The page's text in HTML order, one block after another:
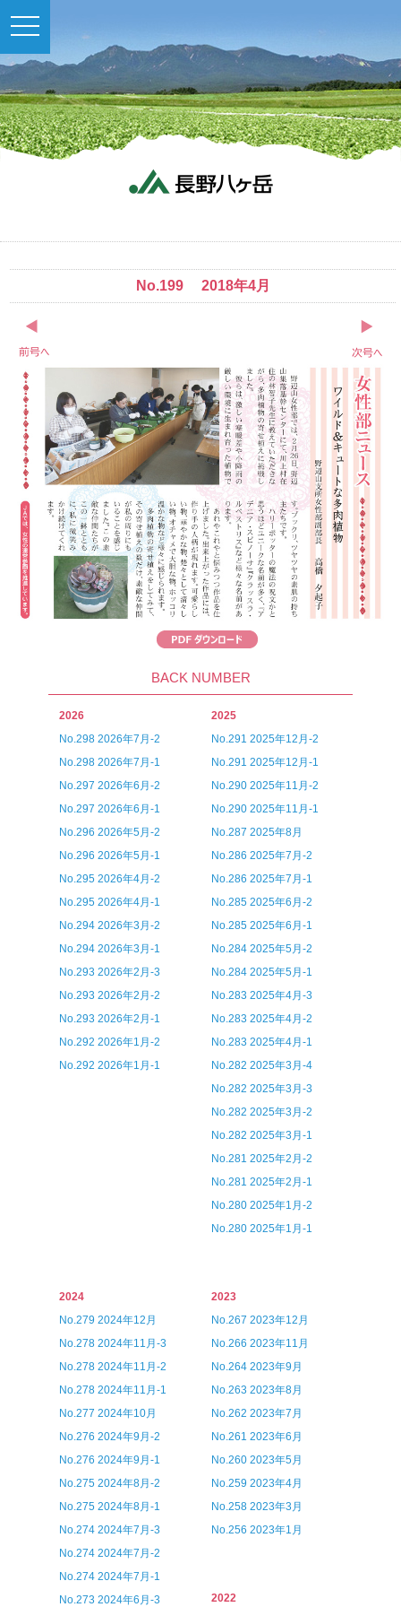
toggle
navigation
No.199 2018年4月
BACK NUMBER
2026
No.298 2026年7月-2
No.298 2026年7月-1
No.297 2026年6月-2
No.297 2026年6月-1
No.296 2026年5月-2
No.296 2026年5月-1
No.295 2026年4月-2
No.295 2026年4月-1
No.294 2026年3月-2
No.294 2026年3月-1
No.293 2026年2月-3
No.293 2026年2月-2
No.293 2026年2月-1
No.292 2026年1月-2
No.292 2026年1月-1
2025
No.291 2025年12月-2
No.291 2025年12月-1
No.290 2025年11月-2
No.290 2025年11月-1
No.287 2025年8月
No.286 2025年7月-2
No.286 2025年7月-1
No.285 2025年6月-2
No.285 2025年6月-1
No.284 2025年5月-2
No.284 2025年5月-1
No.283 2025年4月-3
No.283 2025年4月-2
No.283 2025年4月-1
No.282 2025年3月-4
No.282 2025年3月-3
No.282 2025年3月-2
No.282 2025年3月-1
No.281 2025年2月-2
No.281 2025年2月-1
No.280 2025年1月-2
No.280 2025年1月-1
2024
No.279 2024年12月
No.278 2024年11月-3
No.278 2024年11月-2
No.278 2024年11月-1
No.277 2024年10月
No.276 2024年9月-2
No.276 2024年9月-1
No.275 2024年8月-2
No.275 2024年8月-1
No.274 2024年7月-3
No.274 2024年7月-2
No.274 2024年7月-1
No.273 2024年6月-3
2023
No.267 2023年12月
No.266 2023年11月
No.264 2023年9月
No.263 2023年8月
No.262 2023年7月
No.261 2023年6月
No.260 2023年5月
No.259 2023年4月
No.258 2023年3月
No.256 2023年1月
2022